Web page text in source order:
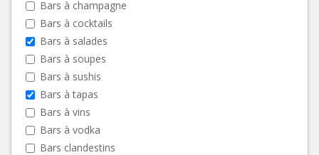
Bars à champagne
Bars à cocktails
Bars à salades
Bars à soupes
Bars à sushis
Bars à tapas
Bars à vins
Bars à vodka
Bars clandestins